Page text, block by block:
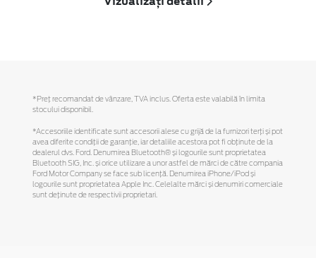
*Preţ recomandat de vânzare, TVA inclus. Oferta este valabilă în limita
stocului disponibil.
*Accesoriile identificate sunt accesorii alese cu grijă de la furnizori terți și pot
avea diferite condiții de garanție, iar detaliile acestora pot fi obținute de la
dealerul dvs. Ford. Denumirea Bluetooth® și logourile sunt proprietatea
Bluetooth SIG, Inc. și orice utilizare a unor astfel de mărci de către compania
Ford Motor Company se face sub licență. Denumirea iPhone/iPod și
logourile sunt proprietatea Apple Inc. Celelalte mărci și denumiri comerciale
sunt deținute de respectivii proprietari.